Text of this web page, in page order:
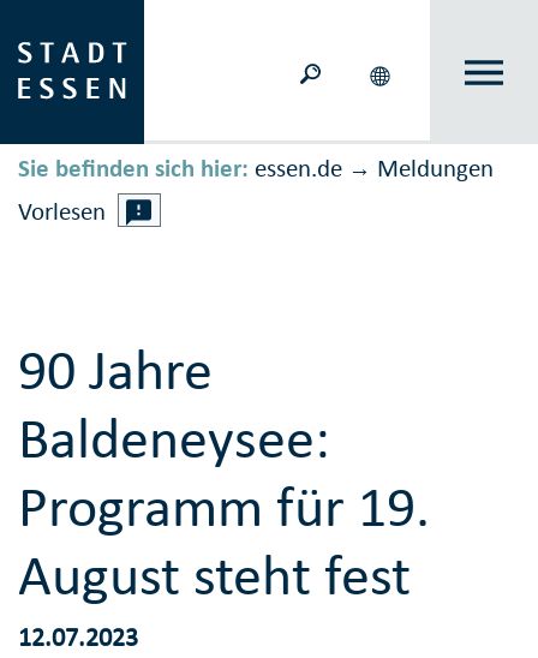
Sie befinden sich hier: essen.de → Meldungen
Vorlesen
90 Jahre
Baldeneysee:
Programm für 19.
August steht fest
12.07.2023